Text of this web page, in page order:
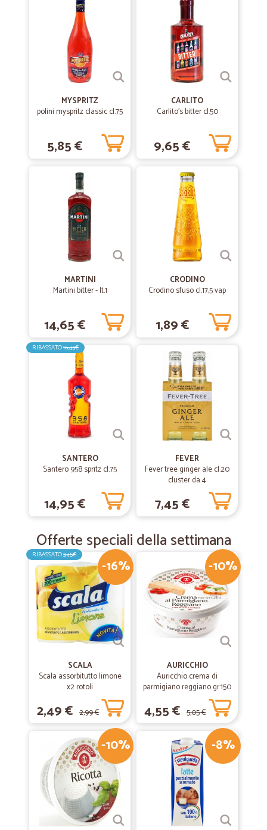
Tutto perfetto ottimo rapporto qualità-prezzo consegna precisa e
MYSPRITZ
polini myspritz classic cl.75
5,85 €
CARLITO
Carlito's bitter cl.50
9,65 €
MARTINI
Martini bitter - lt.1
14,65 €
CRODINO
Crodino sfuso cl.17,5 vap
1,89 €
RIBASSATO16,45€
SANTERO
Santero 958 spritz cl.75
14,95 €
FEVER
Fever tree ginger ale cl.20
cluster da 4
7,45 €
Offerte speciali della settimana
-16%
RIBASSATO3,45€
SCALA
Scala assorbitutto limone
x2 rotoli
2,49 € 2,99 €
-10%
AURICCHIO
Auricchio crema di
parmigiano reggiano gr.150
4,55 € 5,05 €
-10% -8%